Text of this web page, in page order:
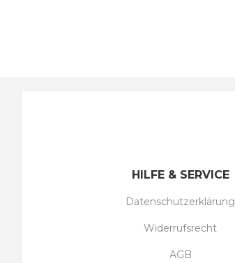
HILFE & SERVICE
Datenschutzerklärung
Widerrufsrecht
AGB